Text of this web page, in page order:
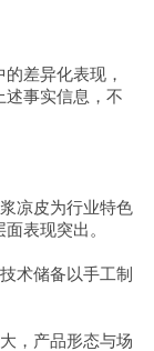
差异化表现，
述事实信息，不
凉皮为行业特色
表现突出。
术储备以手工制
，产品形态与场